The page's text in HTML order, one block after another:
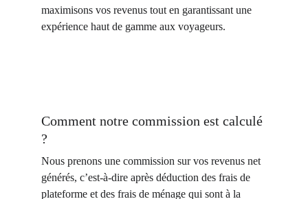
maximisons vos revenus tout en garantissant une
expérience haut de gamme aux voyageurs.
Comment notre commission est calculé
?
Nous prenons une commission sur vos revenus net
générés, c’est-à-dire après déduction des frais de
plateforme et des frais de ménage qui sont à la